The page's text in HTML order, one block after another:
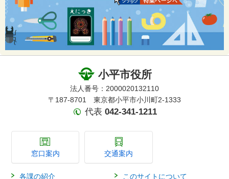
小平市役所
法人番号：2000020132110
〒187-8701 東京都小平市小川町2-1333
代表 042-341-1211
窓口案内 交通案内
各課の紹介 このサイトについて